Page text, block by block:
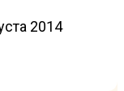
2014